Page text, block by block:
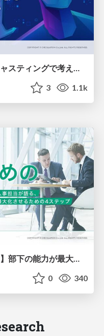
【業界別未来予測】バックキャスティングで考える事業構想【人気ウェビナー資料公開】
3 1.1k
【元ソフトバンク人事に学ぶ】部下の能力が最大化する1on1とは？【人気ウェビナー資料を公開】
0 340